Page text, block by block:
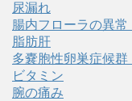
尿漏れ
腸内フローラの異常
脂肪肝
多嚢胞性卵巣症候群
ビタミン
腕の痛み